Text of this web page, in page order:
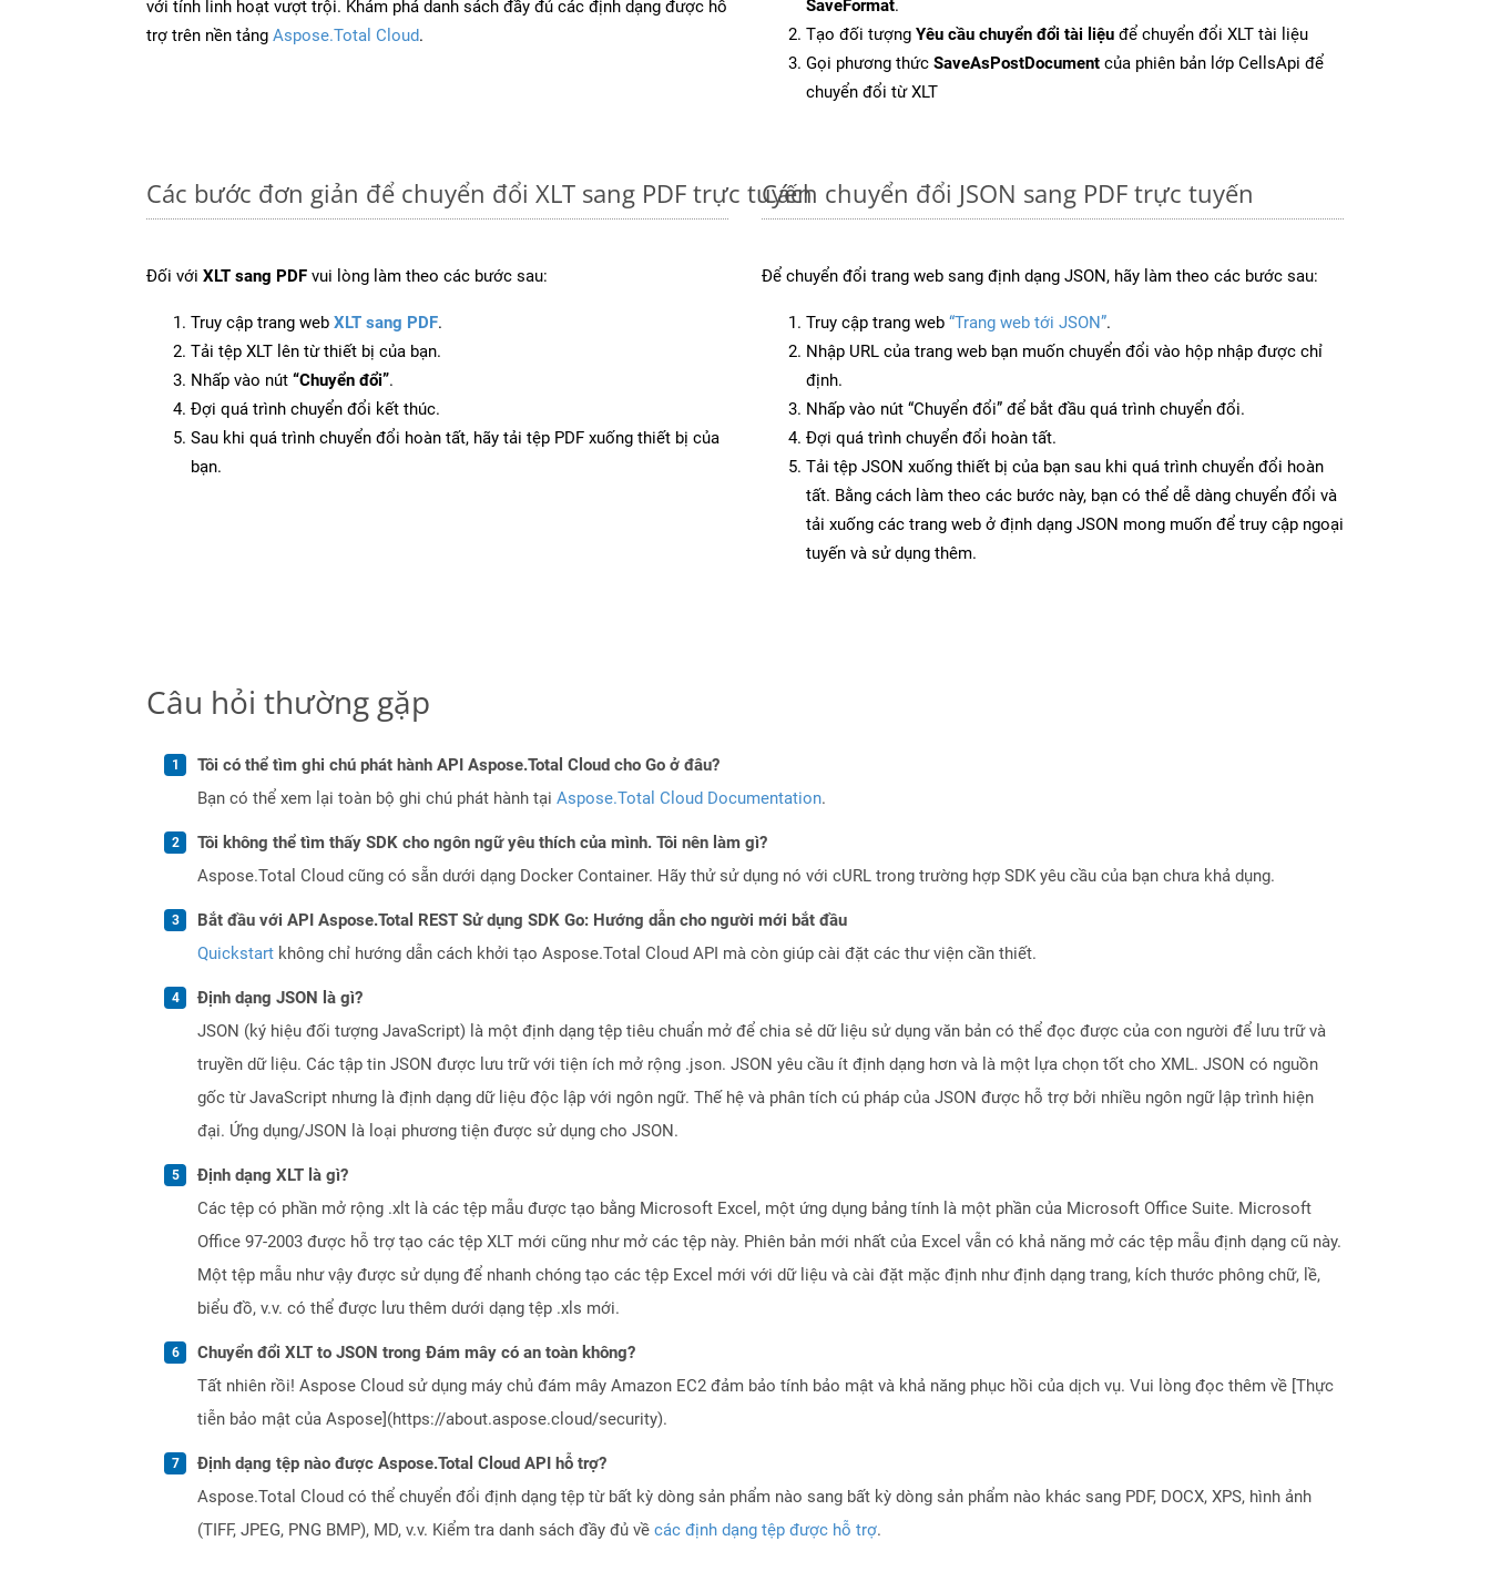
với tính linh hoạt vượt trội. Khám phá danh sách đầy đủ các định dạng được hỗ
trợ trên nền tảng Aspose.Total Cloud.
SaveFormat.
Tạo đối tượng Yêu cầu chuyển đổi tài liệu để chuyển đổi XLT tài liệu
Gọi phương thức SaveAsPostDocument của phiên bản lớp CellsApi để
chuyển đổi từ XLT
Các bước đơn giản để chuyển đổi XLT sang PDF trực tuyến
Đối với XLT sang PDF vui lòng làm theo các bước sau:
Truy cập trang web XLT sang PDF.
Tải tệp XLT lên từ thiết bị của bạn.
Nhấp vào nút “Chuyển đổi”.
Đợi quá trình chuyển đổi kết thúc.
Sau khi quá trình chuyển đổi hoàn tất, hãy tải tệp PDF xuống thiết bị của
bạn.
Cách chuyển đổi JSON sang PDF trực tuyến
Để chuyển đổi trang web sang định dạng JSON, hãy làm theo các bước sau:
Truy cập trang web “Trang web tới JSON”.
Nhập URL của trang web bạn muốn chuyển đổi vào hộp nhập được chỉ
định.
Nhấp vào nút “Chuyển đổi” để bắt đầu quá trình chuyển đổi.
Đợi quá trình chuyển đổi hoàn tất.
Tải tệp JSON xuống thiết bị của bạn sau khi quá trình chuyển đổi hoàn
tất. Bằng cách làm theo các bước này, bạn có thể dễ dàng chuyển đổi và
tải xuống các trang web ở định dạng JSON mong muốn để truy cập ngoại
tuyến và sử dụng thêm.
Câu hỏi thường gặp
Tôi có thể tìm ghi chú phát hành API Aspose.Total Cloud cho Go ở đâu?
Bạn có thể xem lại toàn bộ ghi chú phát hành tại Aspose.Total Cloud Documentation.
Tôi không thể tìm thấy SDK cho ngôn ngữ yêu thích của mình. Tôi nên làm gì?
Aspose.Total Cloud cũng có sẵn dưới dạng Docker Container. Hãy thử sử dụng nó với cURL trong trường hợp SDK yêu cầu của bạn chưa khả dụng.
Bắt đầu với API Aspose.Total REST Sử dụng SDK Go: Hướng dẫn cho người mới bắt đầu
Quickstart không chỉ hướng dẫn cách khởi tạo Aspose.Total Cloud API mà còn giúp cài đặt các thư viện cần thiết.
Định dạng JSON là gì?
JSON (ký hiệu đối tượng JavaScript) là một định dạng tệp tiêu chuẩn mở để chia sẻ dữ liệu sử dụng văn bản có thể đọc được của con người để lưu trữ và
truyền dữ liệu. Các tập tin JSON được lưu trữ với tiện ích mở rộng .json. JSON yêu cầu ít định dạng hơn và là một lựa chọn tốt cho XML. JSON có nguồn
gốc từ JavaScript nhưng là định dạng dữ liệu độc lập với ngôn ngữ. Thế hệ và phân tích cú pháp của JSON được hỗ trợ bởi nhiều ngôn ngữ lập trình hiện
đại. Ứng dụng/JSON là loại phương tiện được sử dụng cho JSON.
Định dạng XLT là gì?
Các tệp có phần mở rộng .xlt là các tệp mẫu được tạo bằng Microsoft Excel, một ứng dụng bảng tính là một phần của Microsoft Office Suite. Microsoft
Office 97-2003 được hỗ trợ tạo các tệp XLT mới cũng như mở các tệp này. Phiên bản mới nhất của Excel vẫn có khả năng mở các tệp mẫu định dạng cũ này.
Một tệp mẫu như vậy được sử dụng để nhanh chóng tạo các tệp Excel mới với dữ liệu và cài đặt mặc định như định dạng trang, kích thước phông chữ, lề,
biểu đồ, v.v. có thể được lưu thêm dưới dạng tệp .xls mới.
Chuyển đổi XLT to JSON trong Đám mây có an toàn không?
Tất nhiên rồi! Aspose Cloud sử dụng máy chủ đám mây Amazon EC2 đảm bảo tính bảo mật và khả năng phục hồi của dịch vụ. Vui lòng đọc thêm về [Thực
tiễn bảo mật của Aspose](https://about.aspose.cloud/security).
Định dạng tệp nào được Aspose.Total Cloud API hỗ trợ?
Aspose.Total Cloud có thể chuyển đổi định dạng tệp từ bất kỳ dòng sản phẩm nào sang bất kỳ dòng sản phẩm nào khác sang PDF, DOCX, XPS, hình ảnh
(TIFF, JPEG, PNG BMP), MD, v.v. Kiểm tra danh sách đầy đủ về các định dạng tệp được hỗ trợ.